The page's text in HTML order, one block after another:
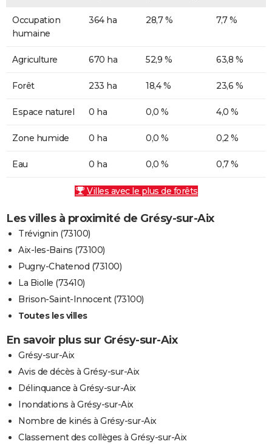
Occupation
humaine
364 ha 28,7 % 7,7 %
Agriculture 670 ha 52,9 % 63,8 %
Forêt 233 ha 18,4 % 23,6 %
Espace naturel 0 ha 0,0 % 4,0 %
Zone humide 0 ha 0,0 % 0,2 %
Eau 0 ha 0,0 % 0,7 %
Villes avec le plus de forêts
Les villes à proximité de Grésy-sur-Aix
Trévignin (73100)
Aix-les-Bains (73100)
Pugny-Chatenod (73100)
La Biolle (73410)
Brison-Saint-Innocent (73100)
Toutes les villes
En savoir plus sur Grésy-sur-Aix
Grésy-sur-Aix
Avis de décès à Grésy-sur-Aix
Délinquance à Grésy-sur-Aix
Inondations à Grésy-sur-Aix
Nombre de kinés à Grésy-sur-Aix
Classement des collèges à Grésy-sur-Aix